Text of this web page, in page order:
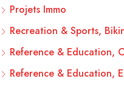
Projets Immo
Recreation & Sports,
Reference & Education,
Reference & Education,